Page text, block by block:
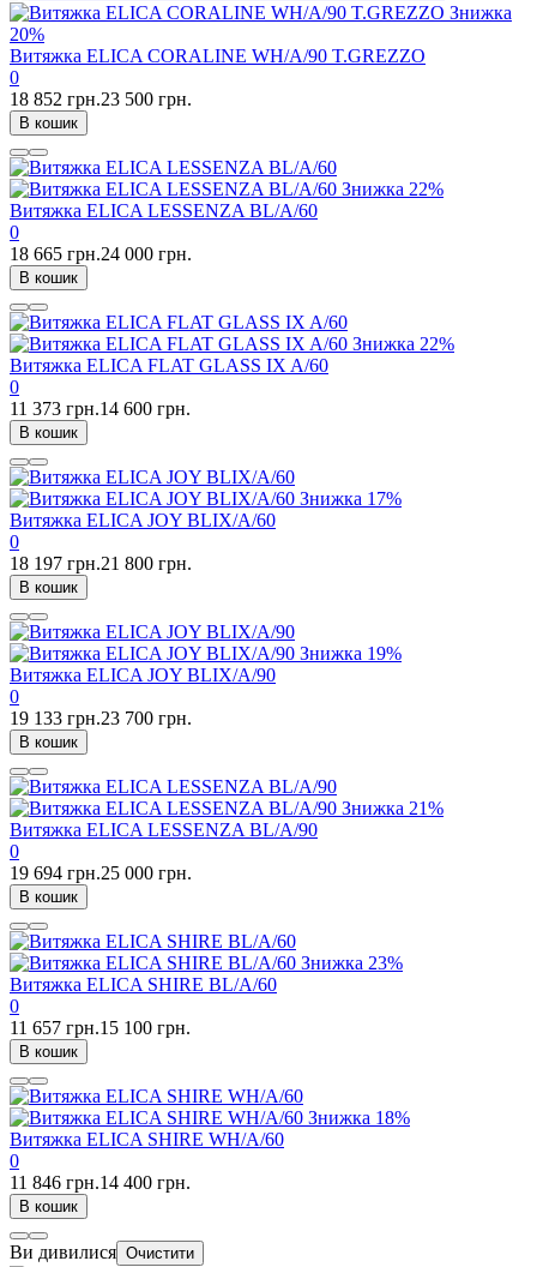
Знижка
20%
Витяжка ELICA CORALINE WH/A/90 T.GREZZO
0
18 852 грн.23 500 грн.
В кошик
Знижка 22%
Витяжка ELICA LESSENZA BL/A/60
0
18 665 грн.24 000 грн.
В кошик
Знижка 22%
Витяжка ELICA FLAT GLASS IX A/60
0
11 373 грн.14 600 грн.
В кошик
Знижка 17%
Витяжка ELICA JOY BLIX/A/60
0
18 197 грн.21 800 грн.
В кошик
Знижка 19%
Витяжка ELICA JOY BLIX/A/90
0
19 133 грн.23 700 грн.
В кошик
Знижка 21%
Витяжка ELICA LESSENZA BL/A/90
0
19 694 грн.25 000 грн.
В кошик
Знижка 23%
Витяжка ELICA SHIRE BL/A/60
0
11 657 грн.15 100 грн.
В кошик
Знижка 18%
Витяжка ELICA SHIRE WH/A/60
0
11 846 грн.14 400 грн.
В кошик
Ви дивилися Очистити